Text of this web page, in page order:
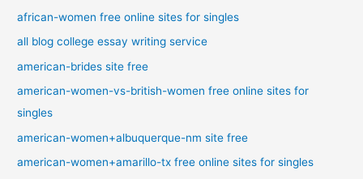
african-women free online sites for singles
all blog college essay writing service
american-brides site free
american-women-vs-british-women free online sites for
singles
american-women+albuquerque-nm site free
american-women+amarillo-tx free online sites for singles